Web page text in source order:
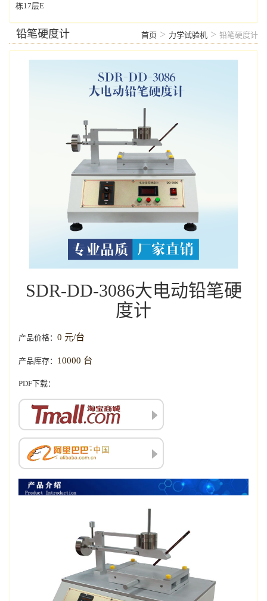
栋17层E
铅笔硬度计 首页 > 力学试验机 > 铅笔硬度计
SDR-DD-3086大电动铅笔硬
度计
产品价格： 0 元/台
产品库存： 10000 台
PDF下载：